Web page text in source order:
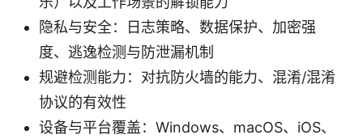
隐私与安全：日志策略、数据保护、加密强
度、逃逸检测与防泄漏机制
规避检测能力：对抗防火墙的能力、混淆/混淆
协议的有效性
设备与平台覆盖：Windows、macOS、iOS、